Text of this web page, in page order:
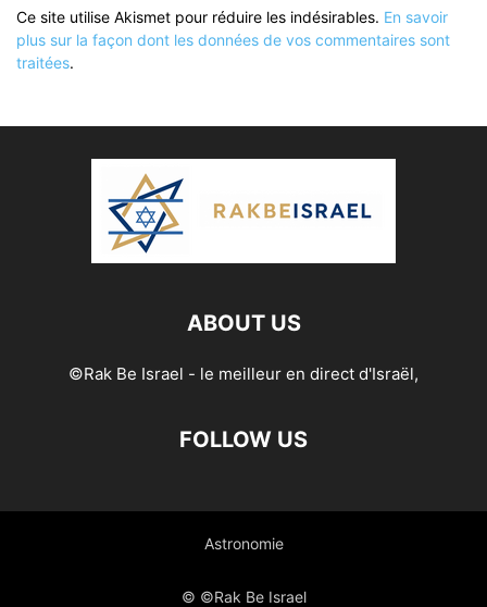
Ce site utilise Akismet pour réduire les indésirables. En savoir
plus sur la façon dont les données de vos commentaires sont
traitées.
ABOUT US
©Rak Be Israel - le meilleur en direct d'Israël,
FOLLOW US
Astronomie
© ©Rak Be Israel